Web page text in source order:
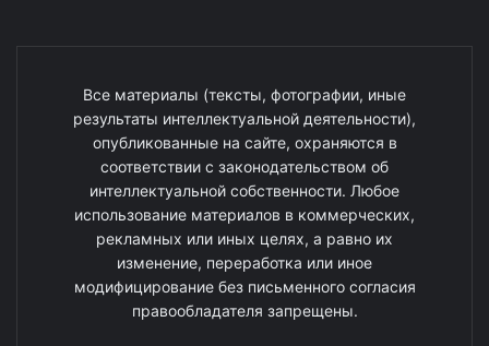
Все материалы (тексты, фотографии, иные
результаты интеллектуальной деятельности),
опубликованные на сайте, охраняются в
соответствии с законодательством об
интеллектуальной собственности. Любое
использование материалов в коммерческих,
рекламных или иных целях, а равно их
изменение, переработка или иное
модифицирование без письменного согласия
правообладателя запрещены.